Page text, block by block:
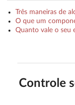
Três maneiras de
O que um
Quanto vale o seu
Controle